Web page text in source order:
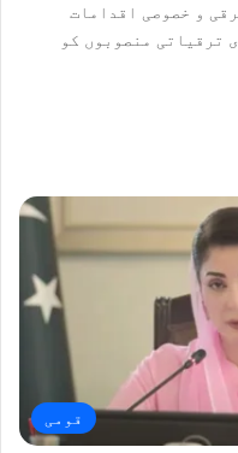
و خصوصی اقدامات
ترقیاتی منصوبوں کو
قومی